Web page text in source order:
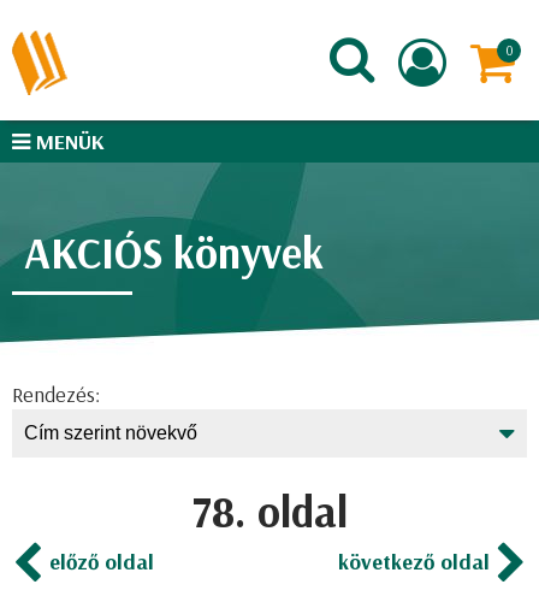
MENÜK
AKCIÓS könyvek
Rendezés:
78. oldal
előző oldal következő oldal